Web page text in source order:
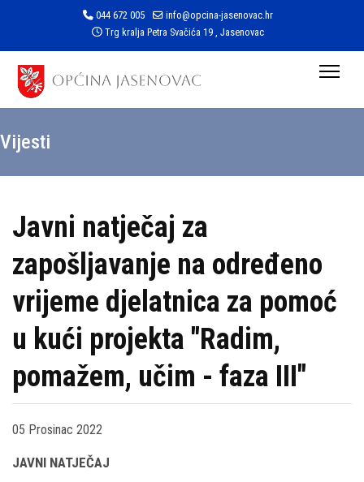
044 672 005
info@opcina-jasenovac.hr
Trg kralja Petra Svačića 19 , Jasenovac
Vijesti
Javni natječaj za
zapošljavanje na određeno
vrijeme djelatnica za pomoć
u kući projekta "Radim,
pomažem, učim - faza III"
05 Prosinac 2022
JAVNI NATJEČAJ